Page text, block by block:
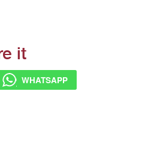
it
WHATSAPP